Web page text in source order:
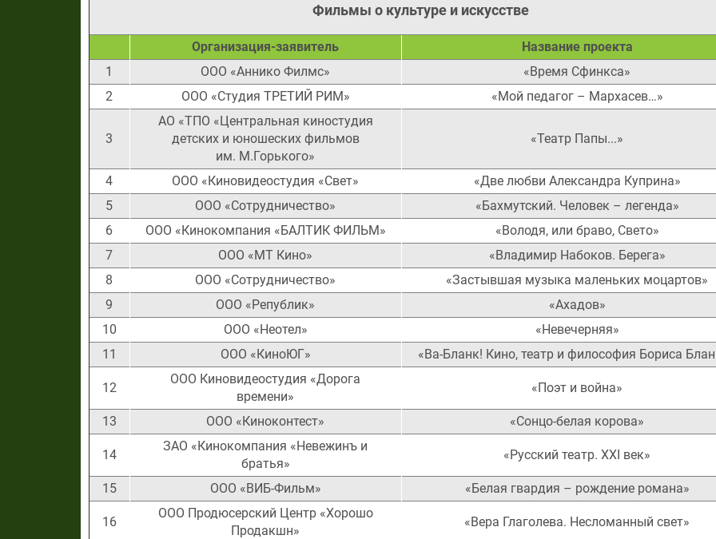
Фильмы о культуре и искусстве
Организация-заявитель
Название проекта
1
ООО «Аннико Филмс»
«Время Сфинкса»
2
ООО «Студия ТРЕТИЙ РИМ» «Мой педагог – Мархасев…»
3
АО «ТПО «Центральная киностудия
детских и юношеских фильмов
им. М.Горького»
«Театр Папы...»
4 ООО «Киновидеостудия «Свет»
«Две любви Александра Куприна»
5
ООО «Сотрудничество»
«Бахмутский. Человек – легенда»
6
ООО «Кинокомпания «БАЛТИК ФИЛЬМ»
«Володя, или браво, Свето»
7
ООО «МТ Кино»
«Владимир Набоков. Берега»
8
ООО «Сотрудничество»
«Застывшая музыка маленьких моцартов»
9
ООО «Републик»
«Ахадов»
10
ООО «Неотел»
«Невечерняя»
11
ООО «КиноЮГ» «Ва-Бланк! Кино, театр и философия Бориса
12
ООО Киновидеостудия «Дорога
времени»
«Поэт и война»
13 ООО «Киноконтест» «Сонцо-белая корова»
14
ЗАО «Кинокомпания «Невежинъ и
братья»
«Русский театр. XXI век»
15 ООО «ВИБ-Фильм» «Белая гвардия – рождение романа»
16
ООО Продюсерский Центр «Хорошо
Продакшн»
«Вера Глаголева. Несломанный свет»